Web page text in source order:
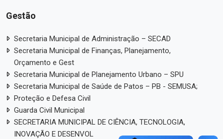
Gestão
Secretaria Municipal de Administração – SECAD
Secretaria Municipal de Finanças, Planejamento,
Orçamento e Gest
Secretaria Municipal de Planejamento Urbano – SPU
Secretaria Municipal de Saúde de Patos – PB - SEMUSA;
Proteção e Defesa Civil
Guarda Civil Municipal
SECRETARIA MUNICIPAL DE CIÊNCIA, TECNOLOGIA,
INOVAÇÃO E DESENVOL